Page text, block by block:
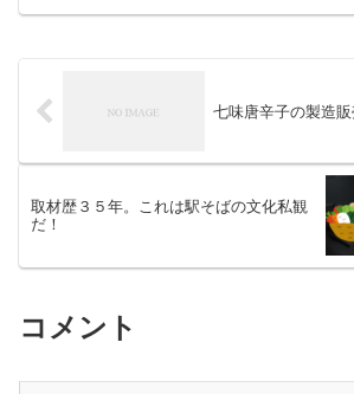
です。名前の由来
七味唐辛子の製造
取材歴３５年。これは駅そばの文化私観
だ！
コメント